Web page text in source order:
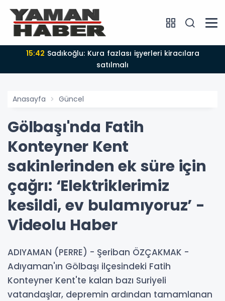
15:42
satılmalı
Anasayfa Güncel
Gölbaşı'nda Fatih
Konteyner Kent
sakinlerinden ek süre için
çağrı: ‘Elektriklerimiz
kesildi, ev bulamıyoruz’ -
Videolu Haber
ADIYAMAN (PERRE) - Şeriban ÖZÇAKMAK -
Adıyaman'ın Gölbaşı ilçesindeki Fatih
Konteyner Kent'te kalan bazı Suriyeli
vatandaşlar, depremin ardından tamamlanan